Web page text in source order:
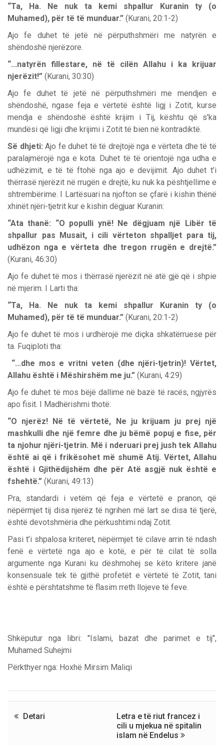
“Ta, Ha. Ne nuk ta kemi shpallur Kuranin ty (o
Muhamed), për të të munduar.” (Kurani, 20:1-2)
Ajo fe duhet të jetë në përputhshmëri me natyrën e
shëndoshë njerëzore.
“...natyrën fillestare, në të cilën Allahu i ka krijuar
njerëzit!” (Kurani, 30:30)
Ajo fe duhet të jetë në përputhshmëri me mendjen e
shëndoshë, ngase feja e vërtetë është ligj i Zotit, kurse
mendja e shëndoshë është krijim i Tij, kështu që s'ka
mundësi që ligji dhe krijimi i Zotit të bien në kontradiktë.
Së dhjeti:Ajo fe duhet të të drejtojë nga e vërteta dhe të të
paralajmërojë nga e kota. Duhet të të orientojë nga udha e
udhëzimit, e të të ftohë nga ajo e devijimit. Ajo duhet t’i
thërrasë njerëzit në rrugën e drejtë, ku nuk ka pështjellime e
shtrembërime. I Lartësuari na njofton se çfarë i kishin thënë
xhinët njëri-tjetrit kur e kishin dëgjuar Kuranin:
“Ata thanë: “O populli ynë! Ne dëgjuam një Libër të
shpallur pas Musait, i cili vërteton shpalljet para tij,
udhëzon nga e vërteta dhe tregon rrugën e drejtë.”
(Kurani, 46:30)
Ajo fe duhet të mos i thërrasë njerëzit në atë gjë që i shpie
në mjerim. I Larti tha:
“Ta, Ha. Ne nuk ta kemi shpallur Kuranin ty (o
Muhamed), për të të munduar.” (Kurani, 20:1-2)
Ajo fe duhet të mos i urdhërojë me diçka shkatërruese për
ta. Fuqiploti tha:
“...dhe mos e vritni veten (dhe njëri-tjetrin)! Vërtet,
Allahu është i Mëshirshëm me ju.” (Kurani, 4:29)
Ajo fe duhet të mos bëjë dallime në bazë të racës, ngjyrës
apo fisit. I Madhërishmi thotë:
“O njerëz! Në të vërtetë, Ne ju krijuam ju prej një
mashkulli dhe një femre dhe ju bëmë popuj e fise, për
ta njohur njëri-tjetrin. Më i nderuari prej jush tek Allahu
është ai që i frikësohet më shumë Atij. Vërtet, Allahu
është i Gjithëdijshëm dhe për Atë asgjë nuk është e
fshehtë.” (Kurani, 49:13)
Pra, standardi i vetëm që feja e vërtetë e pranon, që
nëpërmjet tij disa njerëz të ngrihen më lart se disa të tjerë,
është devotshmëria dhe përkushtimi ndaj Zotit.
Pasi t’i shpalosa kriteret, nëpërmjet të cilave arrin të ndash
fenë e vërtetë nga ajo e kotë, e për të cilat të solla
argumente nga Kurani ku dëshmohej se këto kritere janë
konsensuale tek të gjithë profetët e vërtetë të Zotit, tani
është e përshtatshme të flasim rreth llojeve të feve.
Shkëputur nga libri: "Islami, bazat dhe parimet e tij",
Muhamed Suhejmi
Përkthyer nga: Hoxhë Mirsim Maliqi
Detari
Letra e të riut francez i
cili u mjekua në spitalin
islam në Endelus